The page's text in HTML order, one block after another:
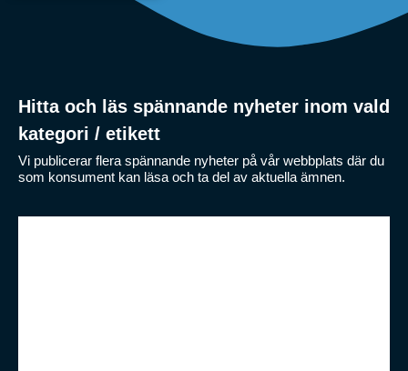
Hitta och läs spännande nyheter inom vald
kategori / etikett
Vi publicerar flera spännande nyheter på vår webbplats där du
som konsument kan läsa och ta del av aktuella ämnen.